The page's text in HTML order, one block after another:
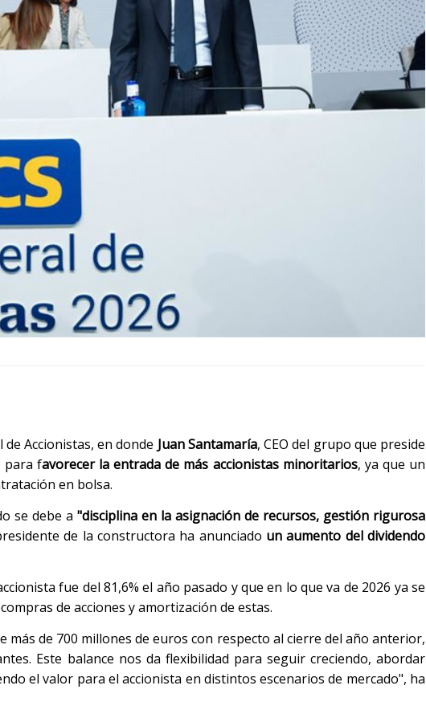
Accionistas, en donde JuanSantamaría, CEO del grupo que preside
para favorecer la entrada de más accionistas minoritarios, ya que un
en bolsa.
se debe a "disciplina en la asignación de recursos, gestión rigurosa
de la constructora ha anunciado un aumento del dividendo
fue del 81,6% el año pasado y que en lo que va de 2026 ya se
de acciones y amortización de estas.
de 700 millones de euros con respecto al cierre del año anterior,
Este balance nos da flexibilidad para seguir creciendo, abordar
el valor para el accionista en distintos escenarios de mercado", ha